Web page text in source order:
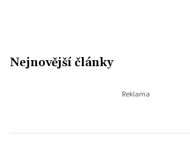
Nejnovější články